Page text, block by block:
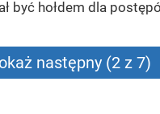
być hołdem dla
następny (2 z 7)